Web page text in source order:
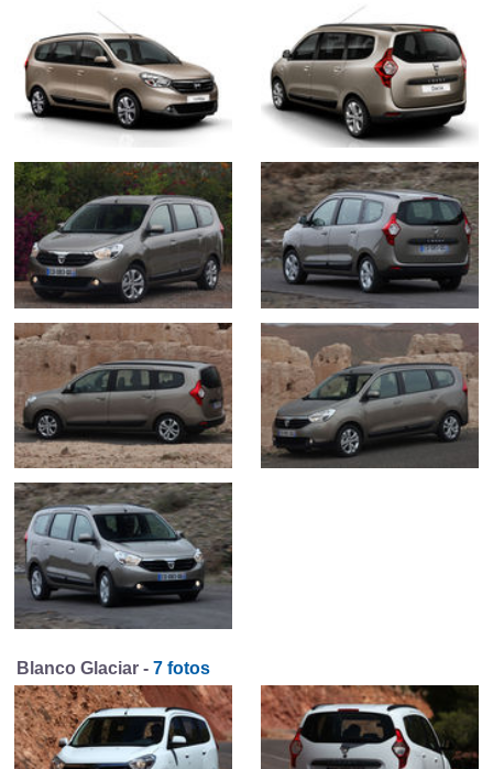
Blanco Glaciar - 7 fotos